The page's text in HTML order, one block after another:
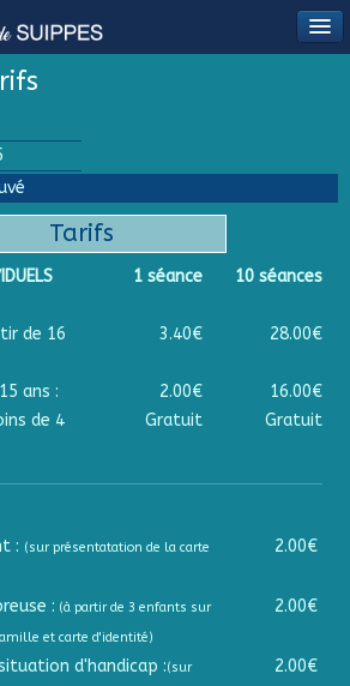
Tarifs
1 séance 10 séances
de 16
3.40€ 28.00€
ans : 2.00€
16.00€
de 4
Gratuit Gratuit
: (sur présentatation de la carte
2.00€
: (à partir de 3 enfants sur
et carte d'identité)
2.00€
d'handicap :(sur
2.00€